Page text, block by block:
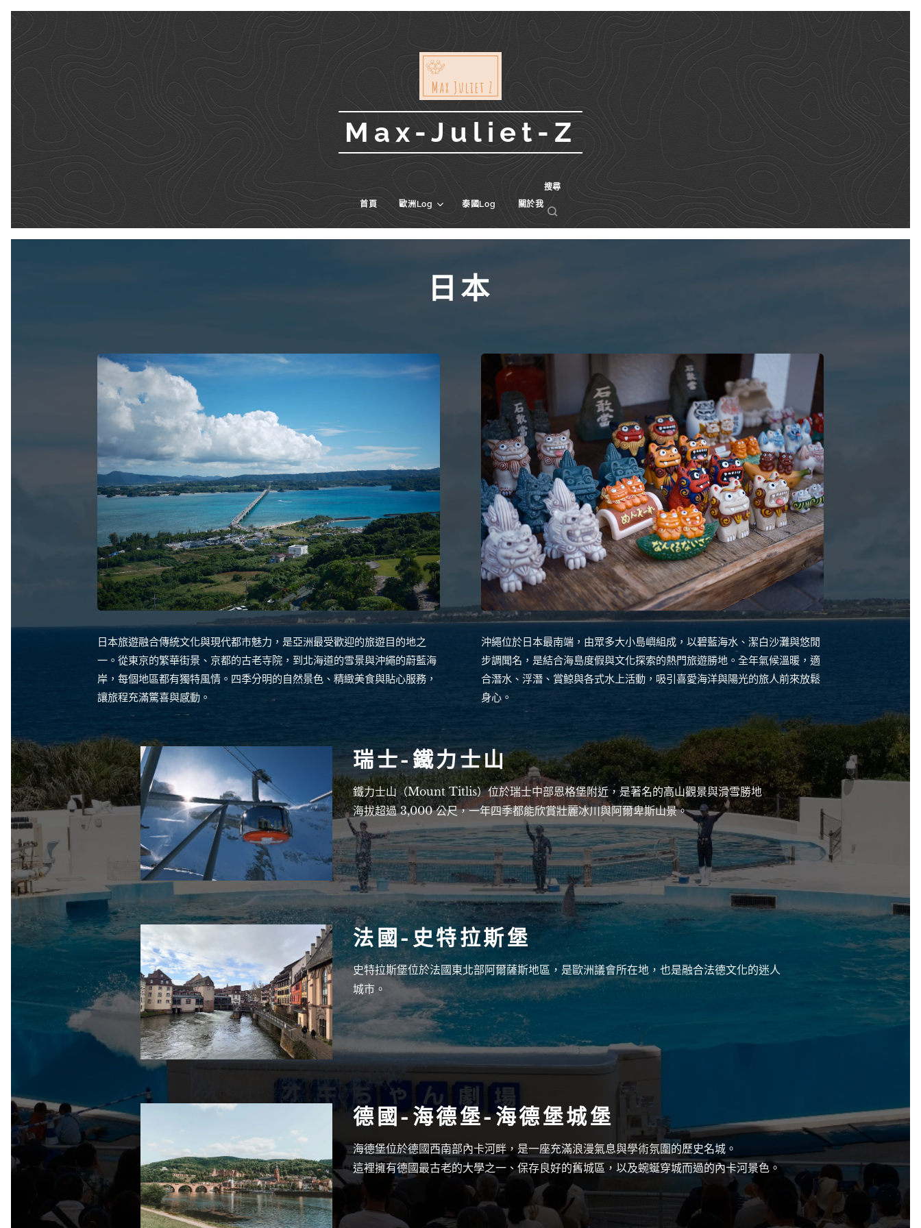
Max-Juliet-Z
首頁 歐洲Log 泰國Log 關於我
搜尋
日本
日本旅遊融合傳統文化與現代都市魅力，是亞洲最受歡迎的旅遊目的地之
一。從東京的繁華街景、京都的古老寺院，到北海道的雪景與沖繩的蔚藍海
岸，每個地區都有獨特風情。四季分明的自然景色、精緻美食與貼心服務，
讓旅程充滿驚喜與感動。
沖繩位於日本最南端，由眾多大小島嶼組成，以碧藍海水、潔白沙灘與悠閒
步調聞名，是結合海島度假與文化探索的熱門旅遊勝地。全年氣候溫暖，適
合潛水、浮潛、賞鯨與各式水上活動，吸引喜愛海洋與陽光的旅人前來放鬆
身心。
瑞士-鐵力士山
鐵力士山（Mount Titlis）位於瑞士中部恩格堡附近，是著名的高山觀景與滑雪勝地
海拔超過 3,000 公尺，一年四季都能欣賞壯麗冰川與阿爾卑斯山景。
法國-史特拉斯堡
史特拉斯堡位於法國東北部阿爾薩斯地區，是歐洲議會所在地，也是融合法德文化的迷人
城市。
德國-海德堡-海德堡城堡
海德堡位於德國西南部內卡河畔，是一座充滿浪漫氣息與學術氛圍的歷史名城。
這裡擁有德國最古老的大學之一、保存良好的舊城區，以及蜿蜒穿城而過的內卡河景色。